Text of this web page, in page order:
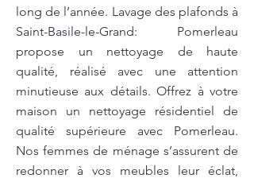
long de l’année. Lavage des plafonds à
Saint-Basile-le-Grand: Pomerleau
propose un nettoyage de haute
qualité, réalisé avec une attention
minutieuse aux détails. Offrez à votre
maison un nettoyage résidentiel de
qualité supérieure avec Pomerleau.
Nos femmes de ménage s’assurent de
redonner à vos meubles leur éclat,